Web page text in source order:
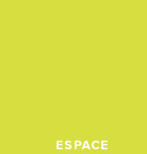
ESPACE